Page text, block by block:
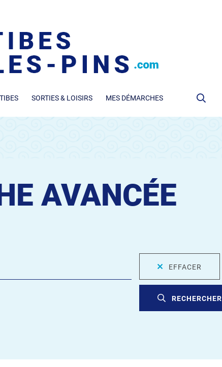
SORTIES & LOISIRS MES DÉMARCHES
AVANCÉE
EFFACER
RECHERCHER